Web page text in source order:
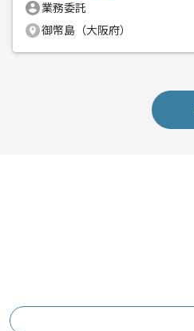
業務委託
御幣島（大阪府）